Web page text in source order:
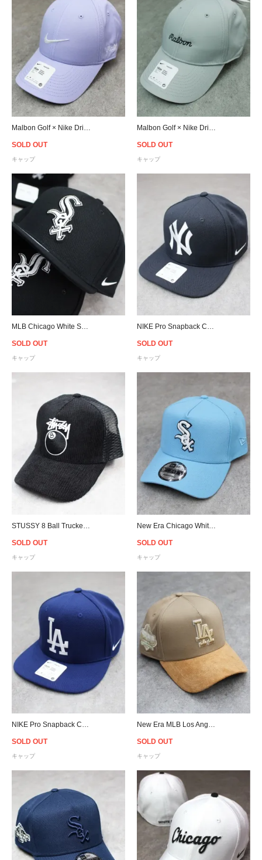
SOLD OUT
キャップ
SOLD OUT
キャップ
SOLD OUT
キャップ
SOLD OUT
キャップ
SOLD OUT
キャップ
New Era Chicago White Sox 9Forty A-Frame Snapback Cap - Sky Blue
SOLD OUT
キャップ
SOLD OUT
キャップ
SOLD OUT
キャップ